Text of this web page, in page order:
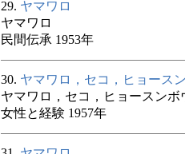
29. ヤマワロ
ヤマワロ
民間伝承 1953年
30. ヤマワロ，セコ，ヒョース
ヤマワロ，セコ，ヒョースンボ
女性と経験 1957年